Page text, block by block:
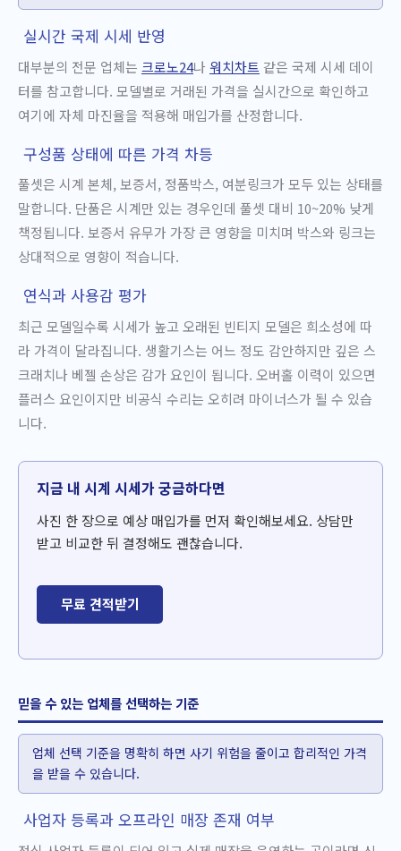
실시간 국제 시세 반영
대부분의 전문 업체는 크로노24나 워치차트 같은 국제 시세 데이
터를 참고합니다. 모델별로 거래된 가격을 실시간으로 확인하고
여기에 자체 마진율을 적용해 매입가를 산정합니다.
구성품 상태에 따른 가격 차등
풀셋은 시계 본체, 보증서, 정품박스, 여분링크가 모두 있는 상태를
말합니다. 단품은 시계만 있는 경우인데 풀셋 대비 10~20% 낮게
책정됩니다. 보증서 유무가 가장 큰 영향을 미치며 박스와 링크는
상대적으로 영향이 적습니다.
연식과 사용감 평가
최근 모델일수록 시세가 높고 오래된 빈티지 모델은 희소성에 따
라 가격이 달라집니다. 생활기스는 어느 정도 감안하지만 깊은 스
크래치나 베젤 손상은 감가 요인이 됩니다. 오버홀 이력이 있으면
플러스 요인이지만 비공식 수리는 오히려 마이너스가 될 수 있습
니다.
지금 내 시계 시세가 궁금하다면
사진 한 장으로 예상 매입가를 먼저 확인해보세요. 상담만
받고 비교한 뒤 결정해도 괜찮습니다.
무료 견적받기
믿을 수 있는 업체를 선택하는 기준
업체 선택 기준을 명확히 하면 사기 위험을 줄이고 합리적인 가격
을 받을 수 있습니다.
사업자 등록과 오프라인 매장 존재 여부